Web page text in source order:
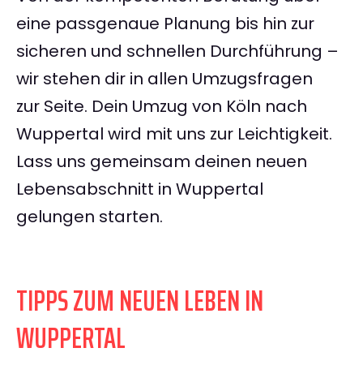
eine passgenaue Planung bis hin zur
sicheren und schnellen Durchführung –
wir stehen dir in allen Umzugsfragen
zur Seite. Dein Umzug von Köln nach
Wuppertal wird mit uns zur Leichtigkeit.
Lass uns gemeinsam deinen neuen
Lebensabschnitt in Wuppertal
gelungen starten.
TIPPS ZUM NEUEN LEBEN IN
WUPPERTAL